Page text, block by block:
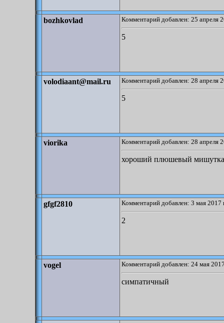
bozhkovlad Комментарий добавлен: 25 апреля
5
volodiaant@mail.ru Комментарий добавлен: 28 апреля
5
viorika Комментарий добавлен: 28 апреля
хороший плюшевый мишутка
gfgf2810 Комментарий добавлен: 3 мая 2017
2
vogel Комментарий добавлен: 24 мая
симпатичный